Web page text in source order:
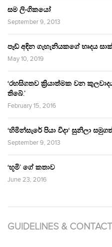
සම ලිංගිකයෝ
September 9, 2013
පෑඩ් අඳින ගැහැනියකගේ හෘදය
May 10, 2019
‘රහසිගතව ක්‍රියාත්මක වන
තිබේ.’
February 15, 2016
‘හිමින්සැරේ පියා විදා‘ සුනිලා
September 9, 2013
‘භූමි’ ගේ කතාව
June 23, 2016
GUIDELINES & CONTACT